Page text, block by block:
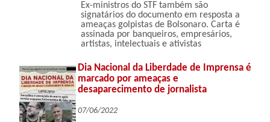
Ex-ministros do STF também são
signatários do documento em resposta a
ameaças golpistas de Bolsonaro. Carta é
assinada por banqueiros, empresários,
artistas, intelectuais e ativistas
Dia Nacional da Liberdade de Imprensa é
marcado por ameaças e
desaparecimento de jornalista
07/06/2022